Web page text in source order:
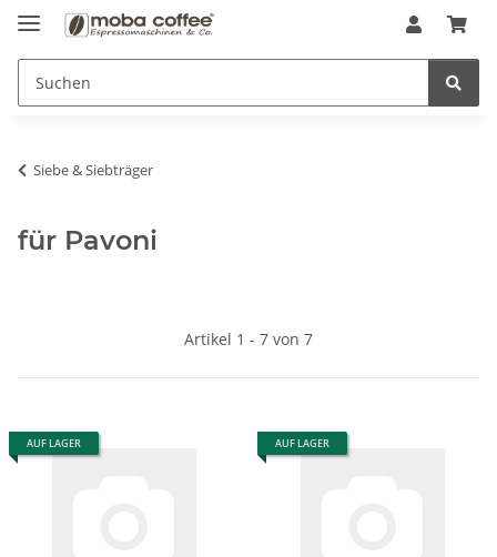
Siebe & Siebträger
für Pavoni
Artikel 1 - 7 von 7
AUF LAGER AUF LAGER